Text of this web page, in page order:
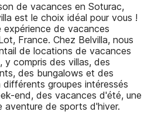
de vacances en Soturac,
est le choix idéal pour vous !
de vacances
France. Chez Belvilla, nous
de locations de vacances
y compris des villas, des
des bungalows et des
groupes intéressés
end, des vacances d'été, une
aventure de sports d'hiver.